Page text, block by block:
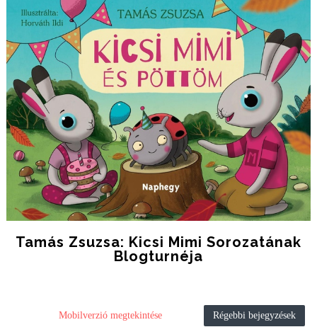
Tamás Zsuzsa: Kicsi Mimi Sorozatának
Blogturnéja
Régebbi bejegyzések
Mobilverzió megtekintése